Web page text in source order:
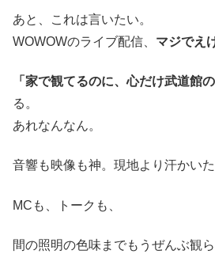
あと、これは言いたい。
WOWOWのライブ配信、 マジでえ
「家で観てるのに、心だけ武道館の
る。
あれなんなん。
音響も映像も神。現地より汗かいた
MCも、トークも、
間の照明の色味までもうぜんぶ観ら